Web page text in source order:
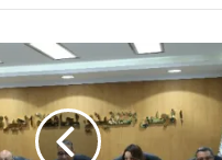
خبير قانون دولي: يوم
يسلط الضوء على
اتفاقيات جنيف